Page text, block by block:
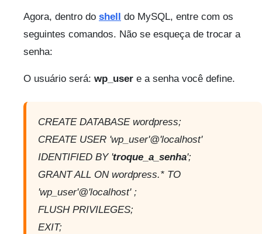
Agora, dentro do shell
do MySQL, entre com os
seguintes comandos. Não se esqueça de trocar a
senha:
O usuário será: wp_user e a senha você define.
CREATE DATABASE wordpress;
CREATE USER 'wp_user'@'localhost'
IDENTIFIED BY 'troque_a_senha';
GRANT ALL ON wordpress.* TO
'wp_user'@'localhost' ;
FLUSH PRIVILEGES;
EXIT;